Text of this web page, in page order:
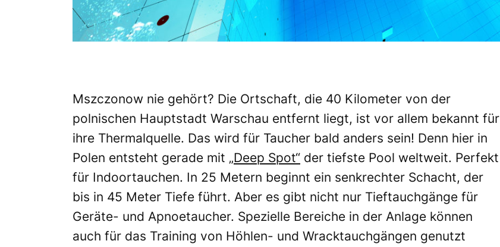
Mszczonow nie gehört? Die Ortschaft, die 40 Kilometer von der
polnischen Hauptstadt Warschau entfernt liegt, ist vor allem bekannt für
ihre Thermalquelle. Das wird für Taucher bald anders sein! Denn hier in
Polen entsteht gerade mit „Deep Spot“ der tiefste Pool weltweit. Perfekt
für Indoortauchen. In 25 Metern beginnt ein senkrechter Schacht, der
bis in 45 Meter Tiefe führt. Aber es gibt nicht nur Tieftauchgänge für
Geräte- und Apnoetaucher. Spezielle Bereiche in der Anlage können
auch für das Training von Höhlen- und Wracktauchgängen genutzt